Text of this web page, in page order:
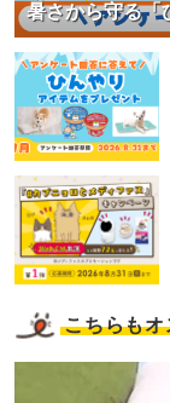
暑さから守る「
こちらもオ